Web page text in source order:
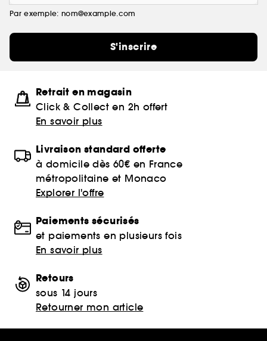
Par exemple: nom@example.com
S'inscrire
Retrait en magasin
Click & Collect en 2h offert
En savoir plus
Livraison standard offerte
à domicile dès 60€ en France
métropolitaine et Monaco
Explorer l'offre
Paiements sécurisés
et paiements en plusieurs fois
En savoir plus
Retours
sous 14 jours
Retourner mon article